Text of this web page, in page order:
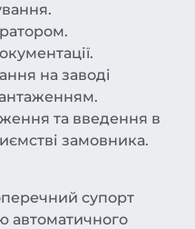
на заводі
та введення в
замовника.
супорт
автоматичного